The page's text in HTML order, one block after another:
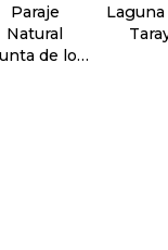
Paraje
Natural
de los